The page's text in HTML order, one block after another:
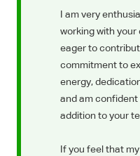
I am very
working with your
eager to
commitment to
energy,
and am confident
addition to your
If you feel that